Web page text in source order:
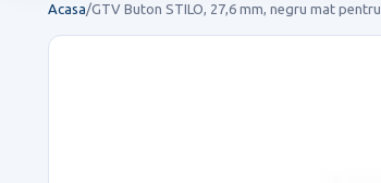
Acasa/GTV Buton STILO, 27,6 mm, negru mat